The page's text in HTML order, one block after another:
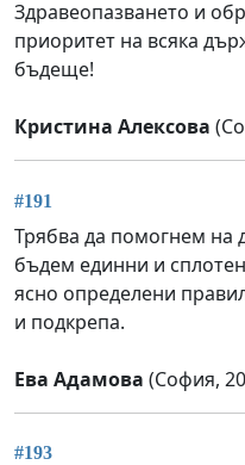
Здравеопазването и
приоритет на всяка
бъдеще!
Кристина Алексова
#191
Трябва да помогнем на
бъдем единни и
ясно определени
и подкрепа.
Ева Адамова (София,
#193